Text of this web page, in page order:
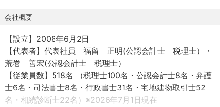
■税理士登録費用会社負担・税理士会費会社負担
■専門職勉強会、外部研修の受講、専門職知識データベー
ス
・通勤手当：1か月定期代またはガソリン代（月額50,000
円まで）
・残業手当あり
■確定拠出年金制度401k（希望者のみ）
会社概要
【設立】2008年6月2日
【代表者】代表社員 福留 正明(公認会計士 税理士）・
荒巻 善宏(公認会計士 税理士）
【従業員数】518名 （税理士100名・公認会計士8名・弁護
士6名・司法書士8名・行政書士31名・宅地建物取引士52
名・相続診断士22名）※2026年7月1日現在